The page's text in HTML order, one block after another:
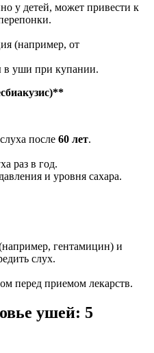
у детей, может привести к
(например, от
в уши при купании.
после 60 лет.
раз в год.
и уровня сахара.
гентамицин) и
слух.
перед приемом лекарств.
ушей: 5